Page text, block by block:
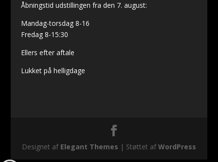
Åbningstid udstillingen fra den 7. august:
Mandag-torsdag 8-16
Fredag 8-15:30
Ellers efter aftale
Lukket på helligdage
Designet af Elegant Themes | Støttet afWordPress